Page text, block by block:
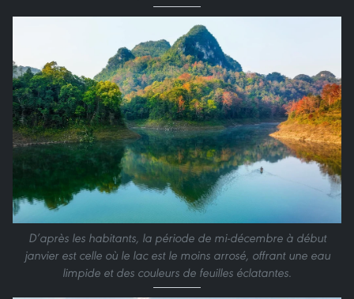
D’après les habitants, la période de mi-décembre à début
janvier est celle où le lac est le moins arrosé, offrant une eau
limpide et des couleurs de feuilles éclatantes.